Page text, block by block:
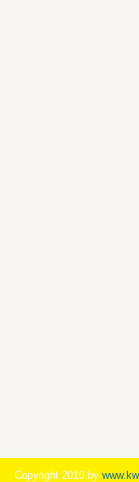
Copyright 2010 by